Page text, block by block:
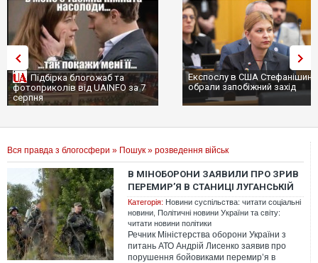
Підбірка блогожаб та
фотоприколів від UAINFO за 7
серпня
Експослу в США
обрали запобіжний захід
Вся правда з блогосфери » Пошук » розведення військ
В МІНОБОРОНИ ЗАЯВИЛИ ПРО ЗРИВ
ПЕРЕМИР’Я В СТАНИЦІ ЛУГАНСЬКІЙ
Категорія: Новини суспільства: читати соціальні
новини Політичні новини України та світу:
читати новини політики
Речник Міністерства оборони України з
питань АТО Андрій Лисенко заявив про
порушення бойовиками перемир’я в